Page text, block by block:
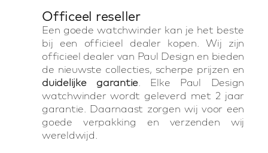
Officeel reseller
Een goede watchwinder kan je het beste
bij een officieel dealer kopen. Wij zijn
officieel dealer van Paul Design en bieden
de nieuwste collecties, scherpe prijzen en
duidelijke garantie . Elke Paul Design
watchwinder wordt geleverd met 2 jaar
garantie. Daarnaast zorgen wij voor een
goede verpakking en verzenden wij
wereldwijd.